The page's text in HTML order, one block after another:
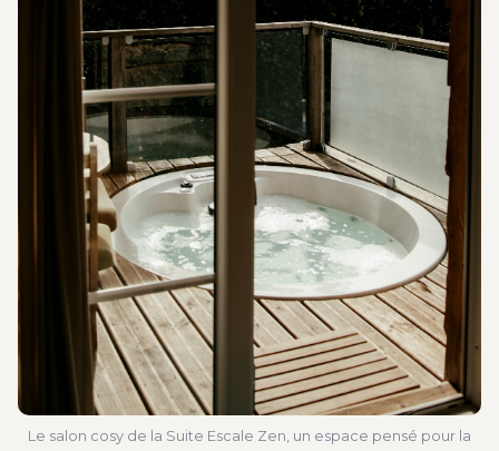
Le salon cosy de la Suite Escale Zen, un espace pensé pour la